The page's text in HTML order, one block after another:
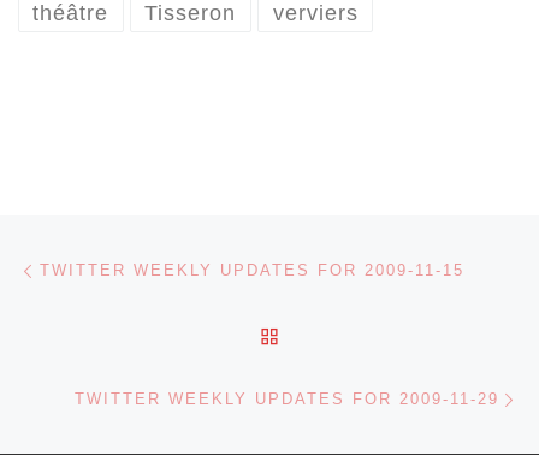
théâtre Tisseron verviers
Parcourir les articles
TWITTER WEEKLY UPDATES FOR 2009-11-15
TWITTER WEEKLY UPDATES FOR 2009-11-29